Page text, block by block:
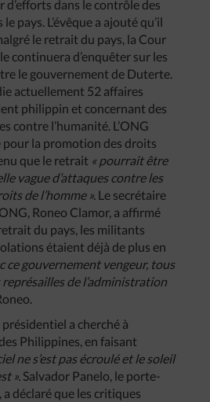
d’efforts dans le contrôle des
pays. L’évêque a ajouté qu’il
le retrait du pays, la Cour
continuera d’enquêter sur les
le gouvernement de Duterte.
actuellement 52 affaires
philippin et concernant des
contre l’humanité. L’ONG
la promotion des droits
que le retrait « pourrait être
vague d’attaques contre les
de l’homme ». Le secrétaire
Roneo Clamor, a affirmé
du pays, les militants
étaient déjà de plus en
ce gouvernement vengeur, tous
de l’administration
a cherché à
Philippines, en faisant
ne s’est pas écroulé et le soleil
». Salvador Panelo, le porte-
déclaré que les critiques